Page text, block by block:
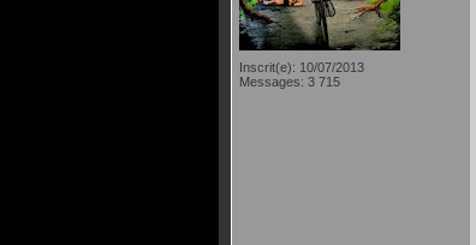
Inscrit(e): 10/07/2013
Messages: 3 715